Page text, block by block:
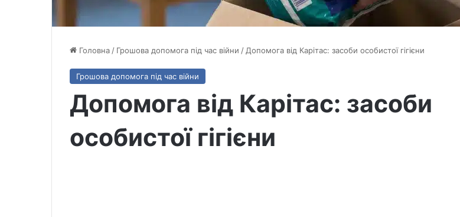
Головна / Грошова допомога під час війни / Допомога від Карітас: засоби особистої гігієни
Грошова допомога під час війни
Допомога від Карітас: засоби
особистої гігієни